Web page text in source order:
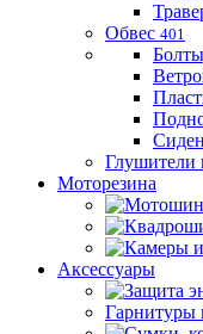
Обвес 401
Глушители
Моторезина
Аксессуары
Гарнитуры